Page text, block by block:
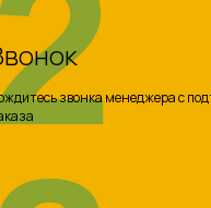
звонка менеджера с